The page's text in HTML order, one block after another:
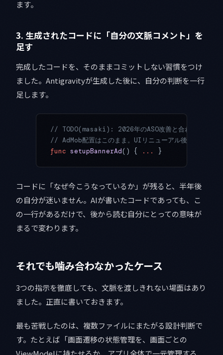
ます。
3. 生成されたコードに「自分の文脈コメント」を
足す
完成したコードを、そのままコミットしない習慣をつけ
ました。Antigravityが生成した後に、自分の判断を一行
足します。
// TODO(masaki): 2026年のASO改善と合わせて再設
// AdMob配置はこのまま。UIリニューアル後に見直す
func setupBannerAd() { ... }
コードに「なぜ今こうなっているか」が残ると、半年後
の自分が迷いません。AIが書いたコードであっても、こ
の一行があるだけで、後から読む自分にとっての意味が
まるで変わります。
それでも噛み合わなかったケース
3つの指示を徹底しても、文脈を渡しきれない場面はあり
ました。正直に書いておきます。
最も苦戦したのは、複数ファイルにまたがる設計判断で
す。たとえば「画面遷移の状態管理を、画面ごとの